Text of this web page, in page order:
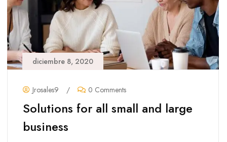
diciembre 8, 2020
Jrosales9 / 0 Comments
Solutions for all small and large
business